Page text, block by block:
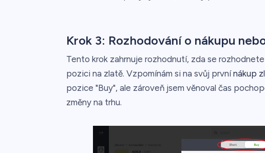
Krok 3: Rozhodování o nákupu
Tento krok zahrnuje rozhodnutí, zda se
pozici na zlatě. Vzpomínám si na svůj prvnínákup
pozice "Buy", ale zároveň jsem věnoval čas
změny na trhu.